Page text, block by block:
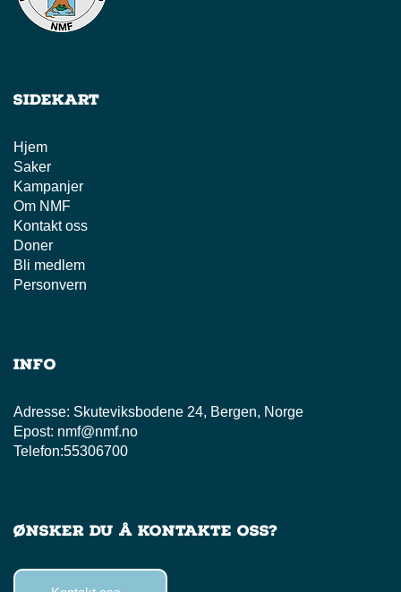
Sidekart
Hjem
Saker
Kampanjer
Om NMF
Kontakt oss
Doner
Bli medlem
Personvern
Info
Adresse: Skuteviksbodene 24, Bergen, Norge
Epost: nmf@nmf.no
Telefon:55306700
Ønsker du å kontakte oss?